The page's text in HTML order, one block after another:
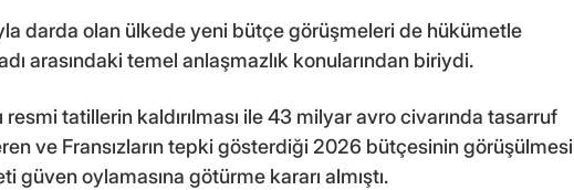
darda olan ülkede yeni bütçe görüşmeleri de hükümetle
arasındaki temel anlaşmazlık konularından biriydi.
resmi tatillerin kaldırılması ile 43 milyar avro civarında tasarruf
ve Fransızların tepki gösterdiği 2026 bütçesinin görüşülmesi
güven oylamasına götürme kararı almıştı.